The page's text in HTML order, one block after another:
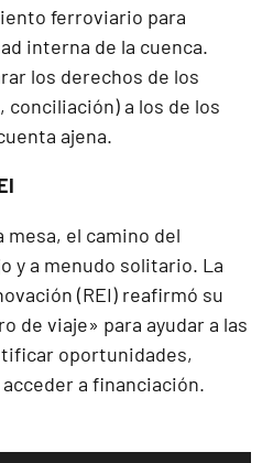
ferroviario para
interna de la cuenca.
los derechos de los
conciliación) a los de los
ajena.
mesa, el camino del
y a menudo solitario. La
(REI) reafirmó su
de viaje» para ayudar a las
oportunidades,
a financiación.